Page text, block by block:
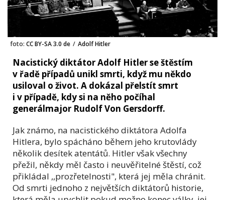
foto: CC BY-SA 3.0 de / Adolf Hitler
Nacistický diktátor Adolf Hitler se štěstím
v řadě případů unikl smrti, když mu někdo
usiloval o život. A dokázal přelstít smrt
i v případě, kdy si na něho počíhal
generálmajor Rudolf Von Gersdorff.
Jak známo, na nacistického diktátora Adolfa
Hitlera, bylo spácháno během jeho krutovlády
několik desítek atentátů. Hitler však všechny
přežil, někdy měl často i neuvěřitelné štěstí, což
přikládal ,,prozřetelnosti", která jej měla chránit.
Od smrti jednoho z největších diktátorů historie,